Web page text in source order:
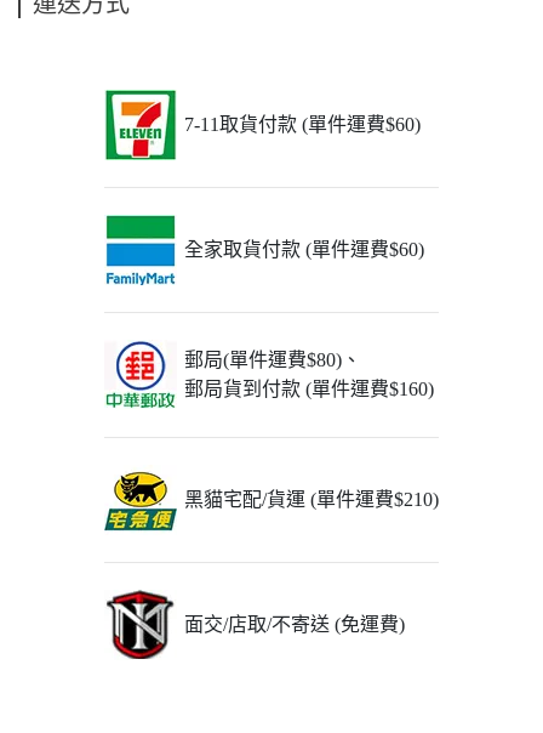
7-11取貨付款 (單件運費$60)
全家取貨付款 (單件運費$60)
郵局(單件運費$80)、
郵局貨到付款 (單件運費$160)
黑貓宅配/貨運 (單件運費$210)
面交/店取/不寄送 (免運費)